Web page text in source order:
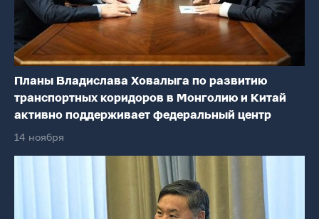
Планы Владислава Ховалыга по развитию
транспортных коридоров в Монголию и Китай
активно поддерживает федеральный центр
14 ноября